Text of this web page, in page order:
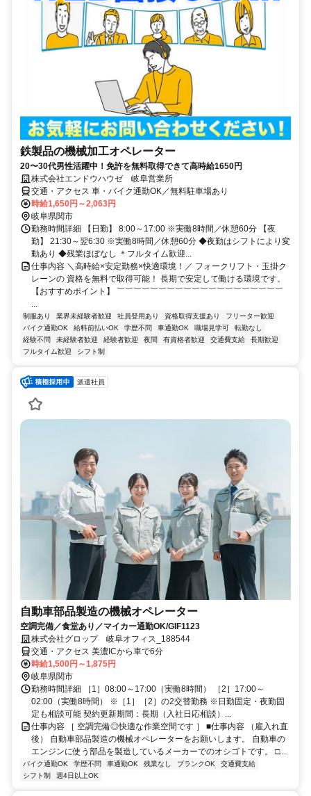
鉄製品の機械加工オペレーター
20〜30代男性活躍中！免許を無料取得できて高時給1650円
株式会社エンドウハウゼ 岐阜営業所
交通・アクセス 車・バイク通勤OK／無料駐車場あり
時給1,650円～2,063円
岐阜県関市
勤務時間詳細 【日勤】 8:00～17:00 ※実働8時間／休憩60分 【夜
勤】 21:30～翌6:30 ※実働8時間／休憩60分 ◆夜勤はシフトにより変
動あり ◆残業ほぼなし ＊フルタイム歓迎...
仕事内容 ＼高時給×安定勤務×快適環境！／ フォークリフト・玉掛ク
レーンの 資格を無料で取得可能！ 長期で安定して働ける環境です。
【おすすめポイント】 ￣￣￣￣￣￣￣￣￣￣￣￣￣￣￣￣￣￣￣￣
...
制服あり 業界未経験者歓迎 社員登用あり 資格取得支援あり
フリーター歓迎
バイク通勤OK
給料前払いOK 学歴不問 車通勤OK 職場見学可
転勤なし
経験不問
未経験者歓迎 経験者歓迎 夜間 有資格者歓迎 交通費支給
長期歓迎
フルタイム歓迎
シフト制
派遣社員
自動車部品製造の機械オペレーター
空調完備／食堂あり／マイカー通勤OK/GIF1123
株式会社グロップ 岐阜オフィス_188544
交通・アクセス 美濃ICから車で6分
時給1,500円～1,875円
岐阜県関市
勤務時間詳細 ［1］08:00～17:00（実働8時間） ［2］17:00～
02:00（実働8時間） ※［1］［2］の2交替勤務 ※日勤固定・夜勤固
定も相談可能 契約更新期間：長期（入社日応相談）...
仕事内容 ［ 空調完備◎快適な作業空間です ］ ■仕事内容 （雇入れ直
後） 自動車部品製造の機械オペレーターをお願いします。 自動車の
エンジンに使う部品を製造しているメーカーでのオシゴトです。 □...
バイク通勤OK 学歴不問 車通勤OK 残業なし ブランクOK
交通費支給
シフト制
週4日以上OK